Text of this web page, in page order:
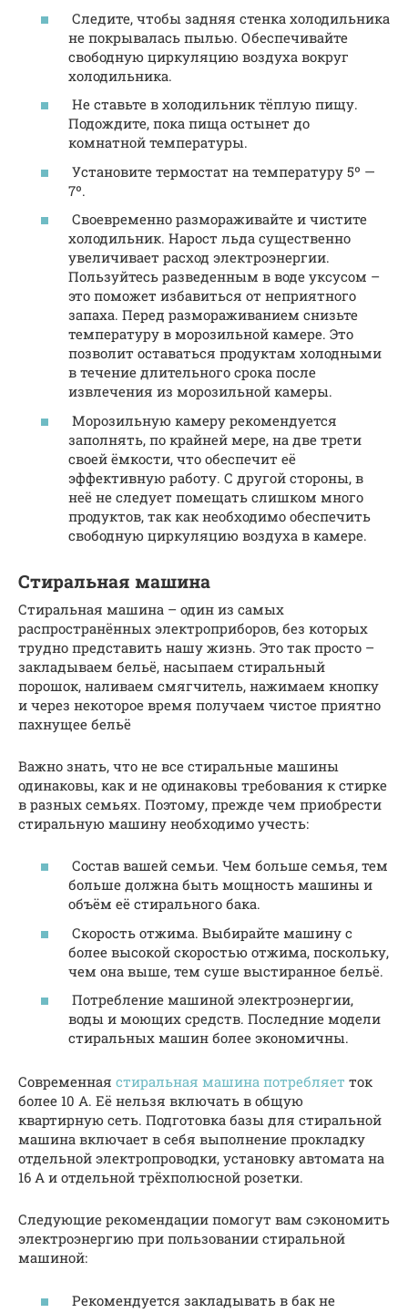
Следите, чтобы задняя стенка холодильника
не покрывалась пылью. Обеспечивайте
свободную циркуляцию воздуха вокруг
холодильника.
Не ставьте в холодильник тёплую пищу.
Подождите, пока пища остынет до
комнатной температуры.
Установите термостат на температуру 5º —
7º.
Своевременно размораживайте и чистите
холодильник. Нарост льда существенно
увеличивает расход электроэнергии.
Пользуйтесь разведенным в воде уксусом –
это поможет избавиться от неприятного
запаха. Перед размораживанием снизьте
температуру в морозильной камере. Это
позволит оставаться продуктам холодными
в течение длительного срока после
извлечения из морозильной камеры.
Морозильную камеру рекомендуется
заполнять, по крайней мере, на две трети
своей ёмкости, что обеспечит её
эффективную работу. С другой стороны, в
неё не следует помещать слишком много
продуктов, так как необходимо обеспечить
свободную циркуляцию воздуха в камере.
Стиральная машина
Стиральная машина – один из самых
распространённых электроприборов, без которых
трудно представить нашу жизнь. Это так просто –
закладываем бельё, насыпаем стиральный
порошок, наливаем смягчитель, нажимаем кнопку
и через некоторое время получаем чистое приятно
пахнущее бельё
Важно знать, что не все стиральные машины
одинаковы, как и не одинаковы требования к стирке
в разных семьях. Поэтому, прежде чем приобрести
стиральную машину необходимо учесть:
Состав вашей семьи. Чем больше семья, тем
больше должна быть мощность машины и
объём её стирального бака.
Скорость отжима. Выбирайте машину с
более высокой скоростью отжима, поскольку,
чем она выше, тем суше выстиранное бельё.
Потребление машиной электроэнергии,
воды и моющих средств. Последние модели
стиральных машин более экономичны.
Современная стиральная машина потребляет ток
более 10 А. Её нельзя включать в общую
квартирную сеть. Подготовка базы для стиральной
машина включает в себя выполнение прокладку
отдельной электропроводки, установку автомата на
16 А и отдельной трёхполюсной розетки.
Следующие рекомендации помогут вам сэкономить
электроэнергию при пользовании стиральной
машиной:
Рекомендуется закладывать в бак не